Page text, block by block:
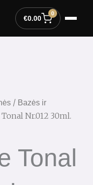
€0.00
0
/ Bazės ir
Nr.012 30ml.
Tonal